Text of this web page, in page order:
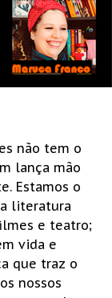
não tem o
lança mão
Estamos o
literatura
e teatro;
vida e
que traz o
nossos